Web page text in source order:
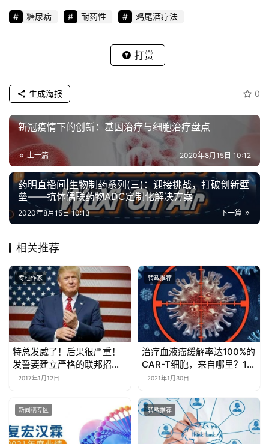
糖尿病 耐药性 鸡尾酒疗法
打赏
0
生成海报
新冠疫情下的创新：基因治疗与细胞治疗盘点
上一篇 2020年8月15日 10:12
药明直播间|生物制药系列(三)：迎接挑战，打破创新壁
垒——抗体偶联药物ADC定制化解决方案
下一篇
2020年8月15日 10:13
相关推荐
专栏作家
特总发威了！后果很严重！
发誓要建立严格的联邦招标
流程 猛砍药价几十亿！
2017年1月12日
转载推荐
治疗血液瘤缓解率达100%的
CAR-T细胞，来自哪里？10
个问题告诉你答案
2021年1月30日
新闻稿专区 转载推荐